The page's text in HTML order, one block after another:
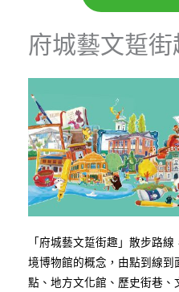
府城藝文踅街
「府城藝文踅街趣」散步路
境博物館的概念，由點到線
點、地方文化館、歷史街巷